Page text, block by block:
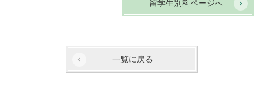
留学生別科ページへ
一覧に戻る